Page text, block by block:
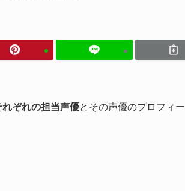
ぞれの担当声優とその声優のプロフィー